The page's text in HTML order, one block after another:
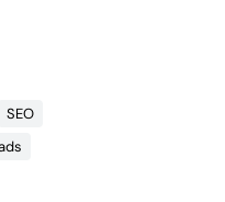
SEO